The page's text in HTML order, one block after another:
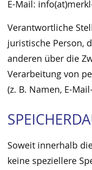
E-Mail:
Verantwortliche
juristische Person,
anderen über die
Verarbeitung von
(z. B. Namen, E-
Soweit innerhalb
keine speziellere